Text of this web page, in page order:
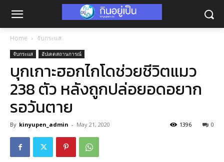
Home จับกระแส
จับกระแส อัปเดตสถานการณ์
บุกเกาะฮอกไกโดช่วยชีวิตแมว
238 ตัว หลังถูกปล่อยอดอยาก
รอวันตาย
By kinyupen_admin - May 21, 2020 0
1396